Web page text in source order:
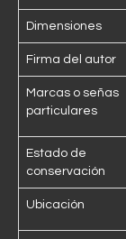
Dimensiones
Firma del autor
Marcas o señas
particulares
Estado de
conservación
Ubicación